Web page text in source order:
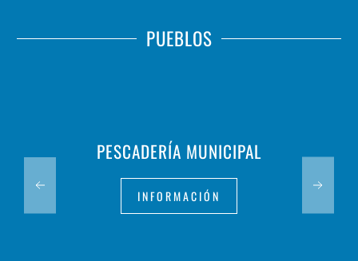
PUEBLOS
PESCADERÍA MUNICIPAL
INFORMACIÓN